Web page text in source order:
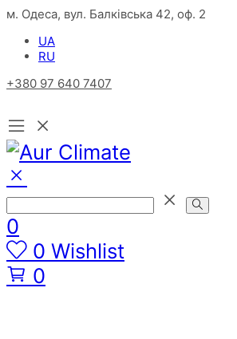
м. Одеса, вул. Балківська 42, оф. 2
UA
RU
+380 97 640 7407
0
0 Wishlist
0